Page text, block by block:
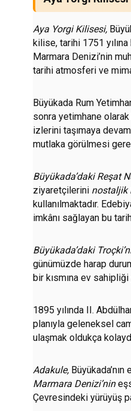
Aya Yorgi Kilisesi,
kilise, tarihi 1751
Marmara Denizi’nin
tarihi atmosferi ve
Büyükada Rum
sonra yetimhane
izlerini taşımaya
mutlaka görülmesi
Büyükada’daki Reşat
ziyaretçilerini nostaljik
kullanılmaktadır.
imkânı sağlayan bu
Büyükada’daki
günümüzde harap
bir kısmına ev
1895 yılında II.
planıyla geleneksel
ulaşmak oldukça
Adakule,
Marmara Denizi’nin
Çevresindeki yürüyüş